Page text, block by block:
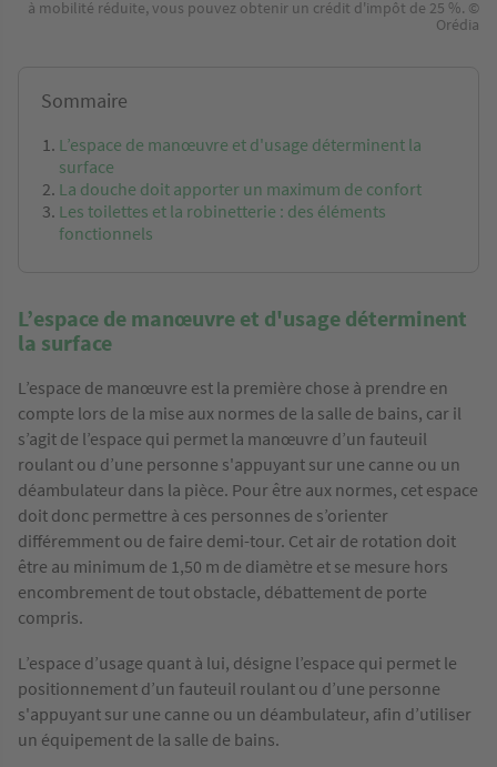
à mobilité réduite, vous pouvez obtenir un crédit d'impôt de 25 %. ©
Orédia
Sommaire
L’espace de manœuvre et d'usage déterminent la
surface
La douche doit apporter un maximum de confort
Les toilettes et la robinetterie : des éléments
fonctionnels
L’espace de manœuvre et d'usage déterminent
la surface
L’espace de manœuvre est la première chose à prendre en
compte lors de la mise aux normes de la salle de bains, car il
s’agit de l’espace qui permet la manœuvre d’un fauteuil
roulant ou d’une personne s'appuyant sur une canne ou un
déambulateur dans la pièce. Pour être aux normes, cet espace
doit donc permettre à ces personnes de s’orienter
différemment ou de faire demi-tour. Cet air de rotation doit
être au minimum de 1,50 m de diamètre et se mesure hors
encombrement de tout obstacle, débattement de porte
compris.
L’espace d’usage quant à lui, désigne l’espace qui permet le
positionnement d’un fauteuil roulant ou d’une personne
s'appuyant sur une canne ou un déambulateur, afin d’utiliser
un équipement de la salle de bains.